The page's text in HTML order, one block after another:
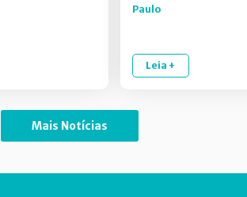
Paulo
Leia +
Mais Notícias